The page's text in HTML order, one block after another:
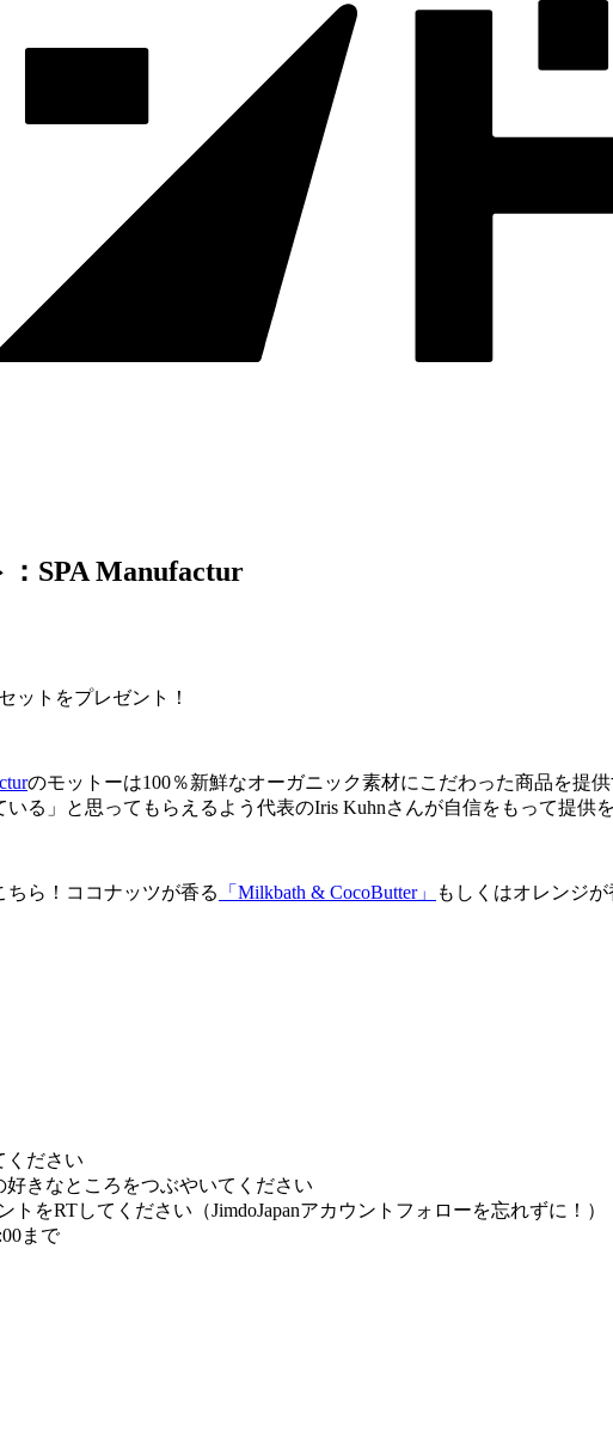
SPA Manufactur
ットをプレゼント！
のモットーは100％新鮮なオーガニック素材にこだわった商品を提
いる」と思ってもらえるよう代表のIris Kuhnさんが自信をもって提供
ら！ ココナッツが香る 「 Milkbath & CocoButter」 もしくはオレンジが
ください
好きなところをつぶやいてください
トをRTしてください（JimdoJapanアカウントフォローを忘れずに！）
まで